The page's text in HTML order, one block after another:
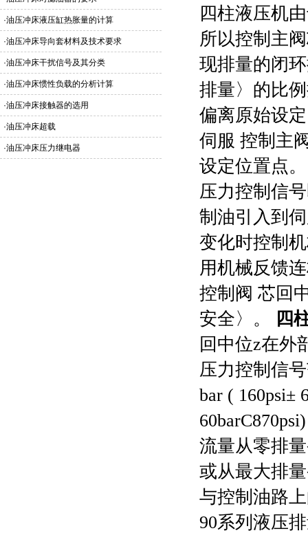
·油压冲床液压缸热胀量的计算
·油压冲床导向套材料及技术要求
·油压冲床干扰信号及其分类
·油压冲床惯性负载的分析计算
·油压冲床接触器的选用
·油压冲床超载
·油压冲床压力继电器
四柱液压机
所以控制主
现排量的闭
排量〉的比
偏离原始设
伺服 控制主
设定位置点
压力控制信
制油引入到
变化时控制
用机械反馈
控制阀 芯回
安全〉。
四
回中位z在外
压力控制信
bar ( 160psi±
流量从零排
或从最大排
与控制油路
90系列液压